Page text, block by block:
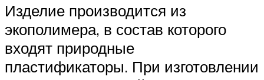
Изделие производится из
экополимера, в состав которого
входят природные
пластификаторы. При изготовлении